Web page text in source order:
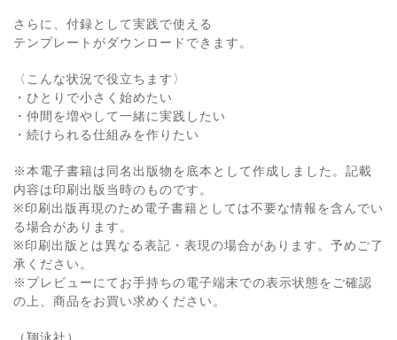
さらに、付録として実践で使える
テンプレートがダウンロードできます。
〈こんな状況で役立ちます〉
・ひとりで小さく始めたい
・仲間を増やして一緒に実践したい
・続けられる仕組みを作りたい
※本電子書籍は同名出版物を底本として作成しました。記載
内容は印刷出版当時のものです。
※印刷出版再現のため電子書籍としては不要な情報を含んでい
る場合があります。
※印刷出版とは異なる表記・表現の場合があります。予めご了
承ください。
※プレビューにてお手持ちの電子端末での表示状態をご確認
の上、商品をお買い求めください。